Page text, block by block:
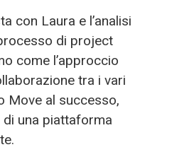
con Laura e l’analisi
di project
come l’approccio
tra i vari
Move al successo,
una piattaforma